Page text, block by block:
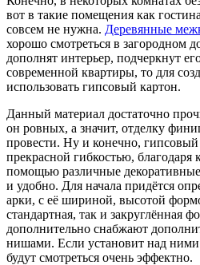
вот в такие помещения как
совсем не нужна. Деревянные
хорошо смотреться в загородном
дополнят интерьер, подчеркнут
современной квартиры, то для
использовать гипсовый картон.
Данный материал достаточно
он ровных, а значит, отделку
провести. Ну и конечно, гипсовый
прекрасной гибкостью, благодаря
помощью различные
и удобно. Для начала придётся
арки, с её шириной, высотой
стандартная, так и закруглённая
дополнительно снабжают
нишами. Если установит над
будут смотреться очень эффектно.